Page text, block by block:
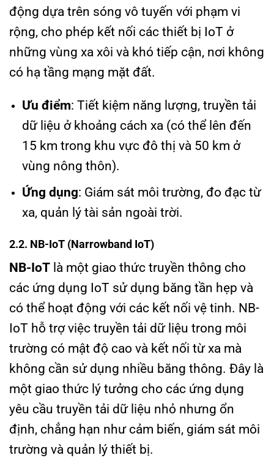
động dựa trên sóng vô tuyến với phạm vi
rộng, cho phép kết nối các thiết bị IoT ở
những vùng xa xôi và khó tiếp cận, nơi không
có hạ tầng mạng mặt đất.
Ưu điểm: Tiết kiệm năng lượng, truyền tải
dữ liệu ở khoảng cách xa (có thể lên đến
15 km trong khu vực đô thị và 50 km ở
vùng nông thôn).
Ứng dụng: Giám sát môi trường, đo đạc từ
xa, quản lý tài sản ngoài trời.
2.2. NB-IoT (Narrowband IoT)
NB-IoT là một giao thức truyền thông cho
các ứng dụng IoT sử dụng băng tần hẹp và
có thể hoạt động với các kết nối vệ tinh. NB-
IoT hỗ trợ việc truyền tải dữ liệu trong môi
trường có mật độ cao và kết nối từ xa mà
không cần sử dụng nhiều băng thông. Đây là
một giao thức lý tưởng cho các ứng dụng
yêu cầu truyền tải dữ liệu nhỏ nhưng ổn
định, chẳng hạn như cảm biến, giám sát môi
trường và quản lý thiết bị.